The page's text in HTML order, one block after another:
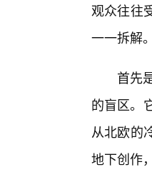
观众往往
一一拆解。
首先
的盲区。
从北欧的
地下创作